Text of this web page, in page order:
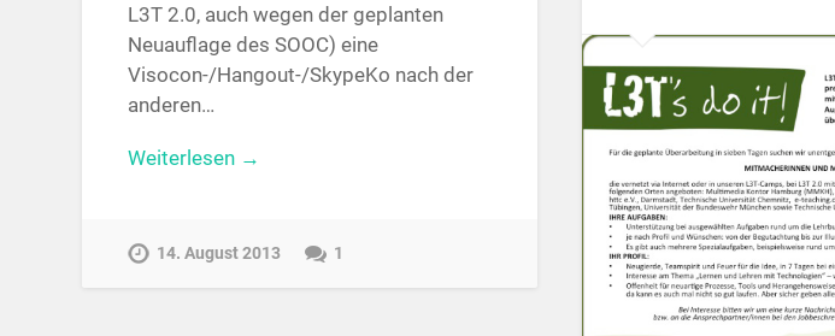
L3T 2.0, auch wegen der geplanten
Neuauflage des SOOC) eine
Visocon-/Hangout-/SkypeKo nach der
anderen…
Weiterlesen →
14. August 2013 1